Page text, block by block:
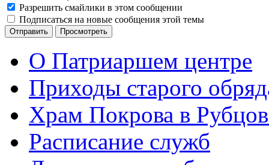
Разрешить смайлики в этом сообщении
Подписаться на новые сообщения этой темы
О Патриаршем центре
Приходы старого
Храм Покрова в
Расписание служб